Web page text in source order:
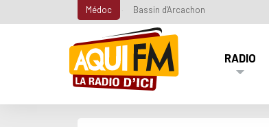
Médoc Bassin d'Arcachon
RADIO